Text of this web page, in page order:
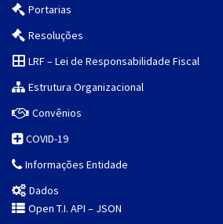
Portarias
Resoluções
LRF – Lei de Responsabilidade Fiscal
Estrutura Organizacional
Convênios
COVID-19
Informações Entidade
Dados
Open T.I. API – JSON